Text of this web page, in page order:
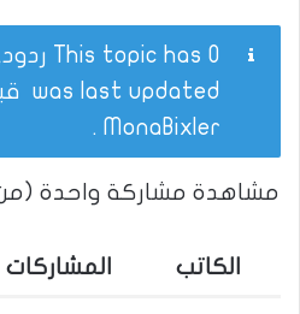
was last updated
MonaBixler
.
مشاهدة مشاركة واحدة (من
الكاتب المشاركات